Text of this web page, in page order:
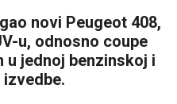
novi Peugeot 408,
u, odnosno coupe
u jednoj benzinskoj i